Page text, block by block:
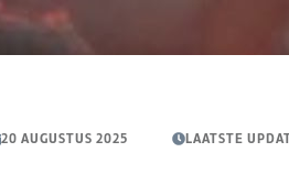
20 AUGUSTUS 2025 LAATSTE